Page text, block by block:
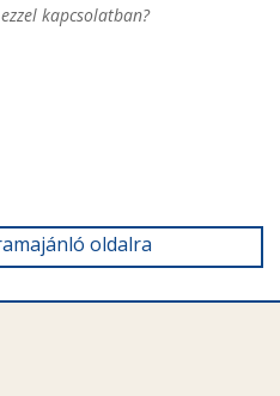
kapcsolatban?
oldalra